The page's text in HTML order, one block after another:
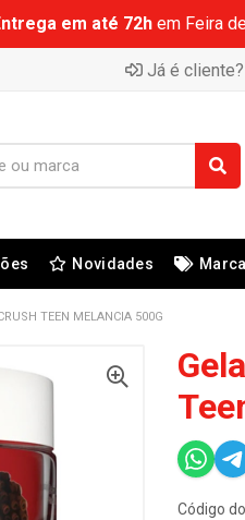
em até 72hem Feira
Já é
Novidades
TEEN MELANCIA 500G
Código